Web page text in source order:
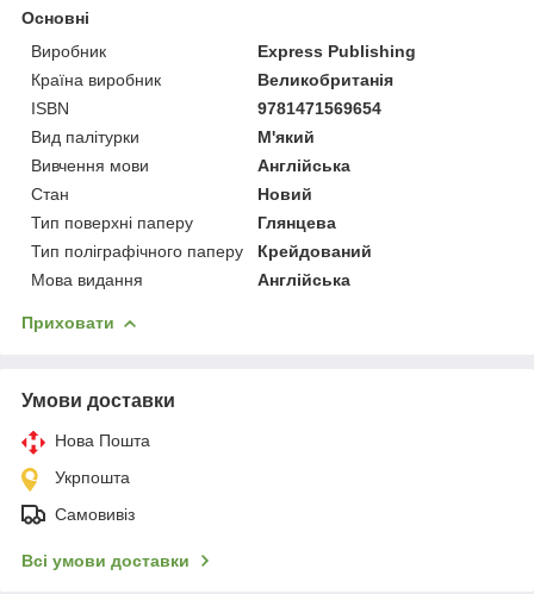
Основні
Виробник
Express Publishing
Країна виробник
Великобританія
ISBN
9781471569654
Вид палітурки
М'який
Вивчення мови
Англійська
Стан
Новий
Тип поверхні паперу
Глянцева
Тип поліграфічного паперу
Крейдований
Мова видання
Англійська
Приховати
Умови доставки
Нова Пошта
Укрпошта
Самовивіз
Всі умови доставки